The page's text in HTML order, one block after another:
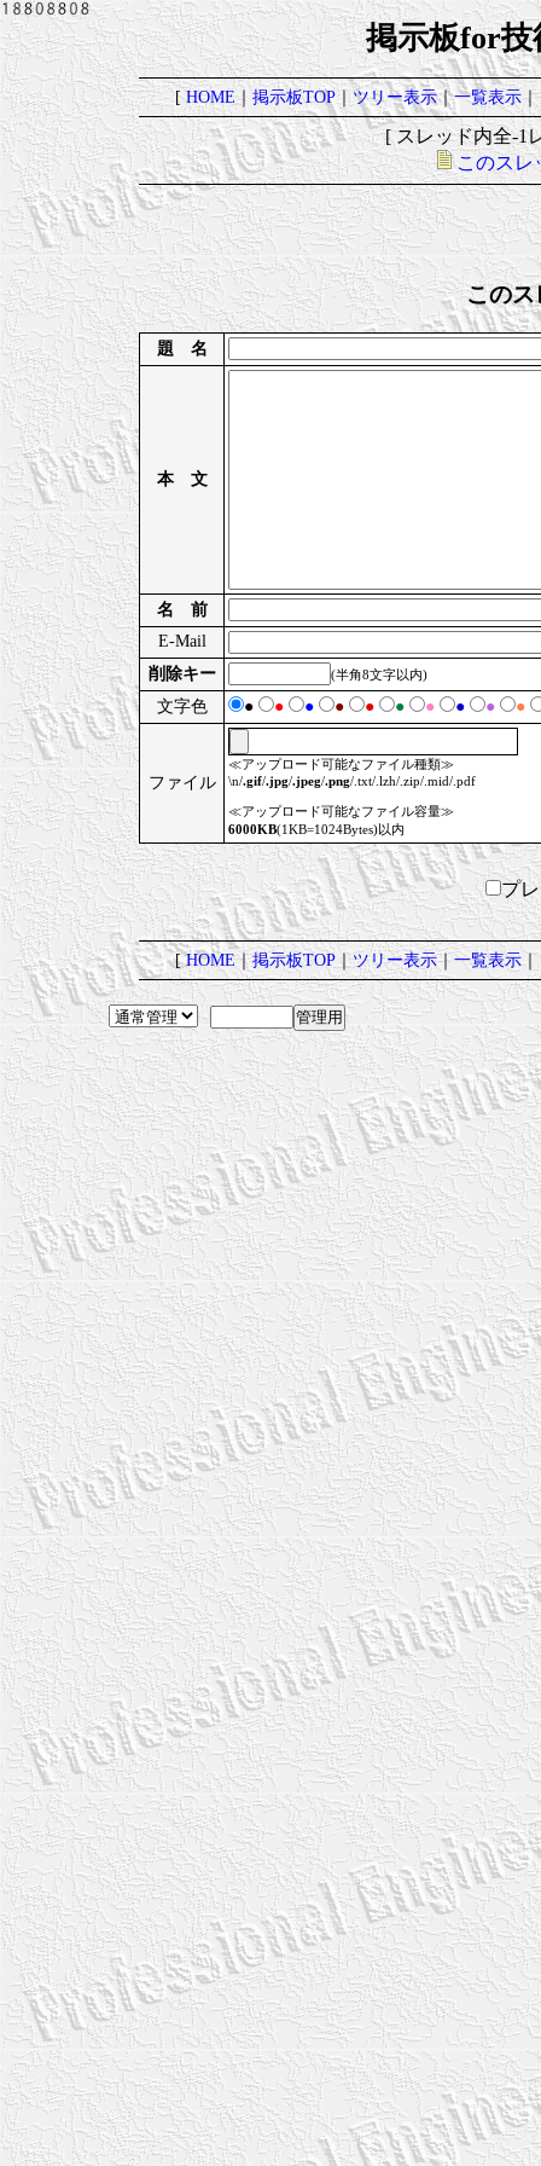
掲示板for技
[HOME｜掲示板TOP｜ツリー表示｜一覧表示｜
[ スレッド内全-
このスレ
このス
題 名
本 文
名 前
E-Mail
削除キー
(半角8文字以内)
文字色 ● ● ● ● ● ● ● ● ● ●
ファイル
≪アップロード可能なファイル種類≫
\n/.gif/.jpg/.jpeg/.png/.txt/.lzh/.zip/.mid/.pdf
≪アップロード可能なファイル容量≫
6000KB(1KB=1024Bytes)以内
プ
[HOME｜掲示板TOP｜ツリー表示｜一覧表示｜